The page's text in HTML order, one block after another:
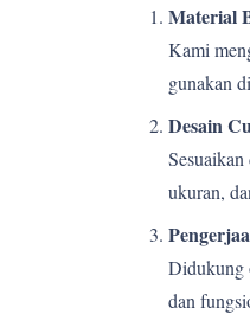
Material
Kami
gunakan
Desain
ukuran,
Didukung
dan